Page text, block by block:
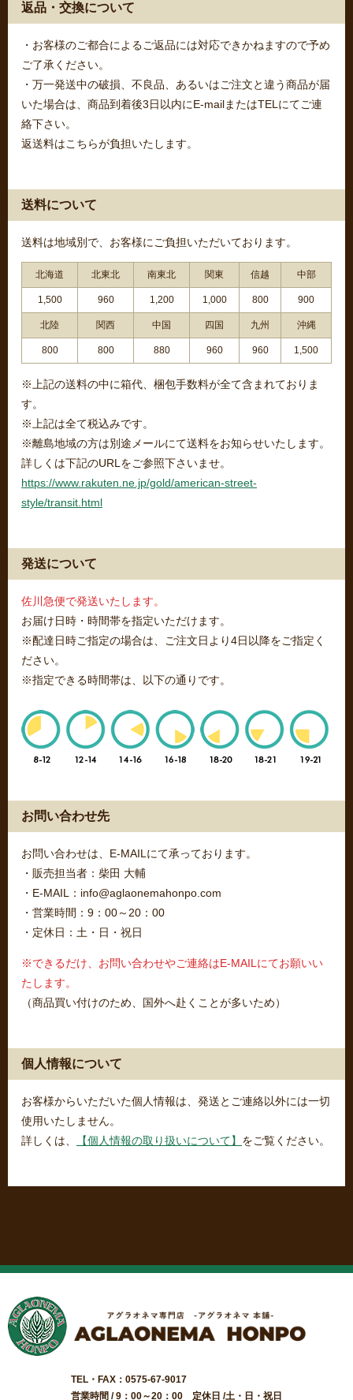
返品・交換について
・お客様のご都合によるご返品には対応できかねますので予め
ご了承ください。
・万一発送中の破損、不良品、あるいはご注文と違う商品が届
いた場合は、商品到着後3日以内にE-mailまたはTELにてご連
絡下さい。
返送料はこちらが負担いたします。
送料について
送料は地域別で、お客様にご負担いただいております。
北海道 北東北 南東北 関東 信越 中部
1,500 960 1,200 1,000 800 900
北陸 関西 中国 四国 九州 沖縄
800 800 880 960 960 1,500
※上記の送料の中に箱代、梱包手数料が全て含まれておりま
す。
※上記は全て税込みです。
※離島地域の方は別途メールにて送料をお知らせいたします。
詳しくは下記のURLをご参照下さいませ。
https://www.rakuten.ne.jp/gold/american-street-
style/transit.html
発送について
佐川急便で発送いたします。
お届け日時・時間帯を指定いただけます。
※配達日時ご指定の場合は、ご注文日より4日以降をご指定く
ださい。
※指定できる時間帯は、以下の通りです。
お問い合わせ先
お問い合わせは、E-MAILにて承っております。
・販売担当者：柴田 大輔
・E-MAIL：info@aglaonemahonpo.com
・営業時間：9：00～20：00
・定休日：土・日・祝日
※できるだけ、お問い合わせやご連絡はE-MAILにてお願いい
たします。
（商品買い付けのため、国外へ赴くことが多いため）
個人情報について
お客様からいただいた個人情報は、発送とご連絡以外には一切
使用いたしません。
詳しくは、
【個人情報の取り扱いについて】 をご覧ください。
TEL・FAX：0575-67-9017
営業時間 / 9：00～20：00 定休日 /土・日・祝日